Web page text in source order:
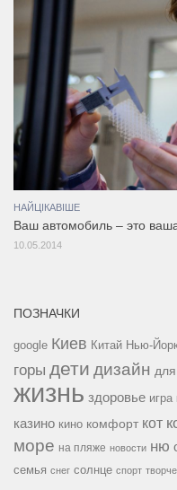
НАЙЦІКАВІШЕ
Ваш автомобиль – это
10.05.2014
ПОЗНАЧКИ
google Киев Китай Нью-
горы дети дизайн
жизнь здоровье игра
казино кино комфорт кот
море на пляже новости ню
семья снег солнце спорт